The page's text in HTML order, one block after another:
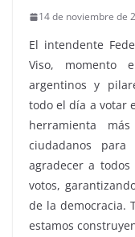
14 de noviembre de
El intendente
Viso, momento
argentinos y
todo el día a votar
herramienta
ciudadanos
agradecer a
votos,
de la democracia.
estamos